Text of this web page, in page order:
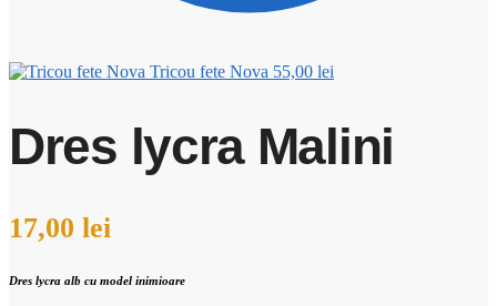
Tricou fete Nova 55,00 lei
Dres lycra Malini
17,00 lei
Dres lycra alb cu model inimioare